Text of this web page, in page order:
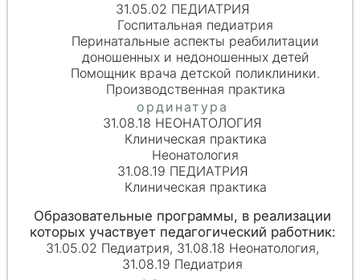
31.05.02 ПЕДИАТРИЯ
Госпитальная педиатрия
Перинатальные аспекты реабилитации
доношенных и недоношенных детей
Помощник врача детской поликлиники.
Производственная практика
31.08.18 НЕОНАТОЛОГИЯ
Клиническая практика
Неонатология
31.08.19 ПЕДИАТРИЯ
Клиническая практика
31.05.02 Педиатрия, 31.08.18 Неонатология,
31.08.19 Педиатрия